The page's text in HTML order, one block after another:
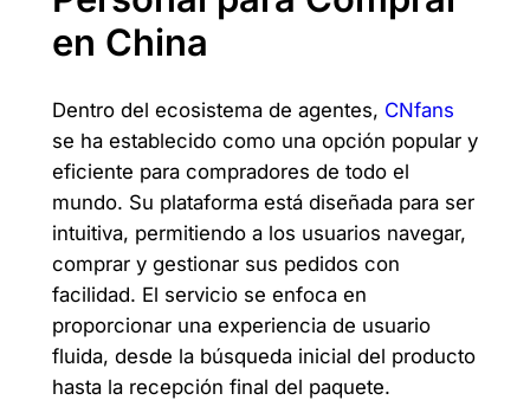
en China
Dentro del ecosistema de agentes, CNfans
se ha establecido como una opción popular y
eficiente para compradores de todo el
mundo. Su plataforma está diseñada para ser
intuitiva, permitiendo a los usuarios navegar,
comprar y gestionar sus pedidos con
facilidad. El servicio se enfoca en
proporcionar una experiencia de usuario
fluida, desde la búsqueda inicial del producto
hasta la recepción final del paquete.